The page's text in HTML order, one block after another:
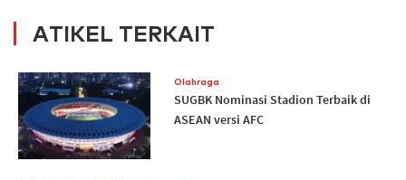
ATIKEL TERKAIT
Olahraga
SUGBK Nominasi Stadion Terbaik di
ASEAN versi AFC